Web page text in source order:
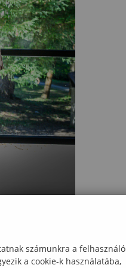
hogy a
változó
számunkra a felhasználó
a cookie-k használatába,